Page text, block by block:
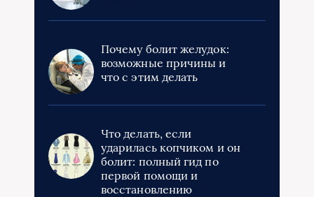
Почему болит желудок:
возможные причины и
что с этим делать
Что делать, если
ударилась копчиком и он
болит: полный гид по
первой помощи и
восстановлению